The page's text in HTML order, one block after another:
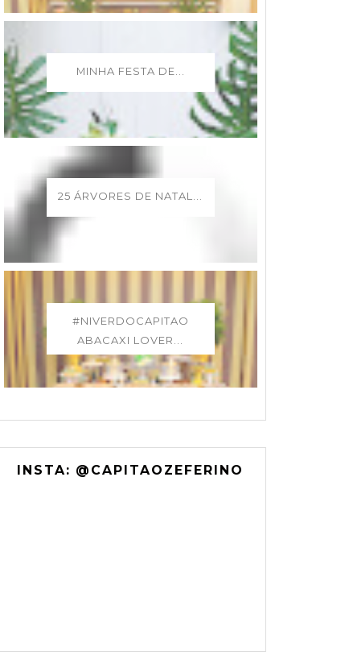
MINHA FESTA DE...
25 ÁRVORES DE NATAL...
#NIVERDOCAPITAO
ABACAXI LOVER...
INSTA: @CAPITAOZEFERINO